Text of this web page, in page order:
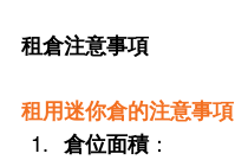
租倉注意事項
租用迷你倉的注意事項
倉位面積：